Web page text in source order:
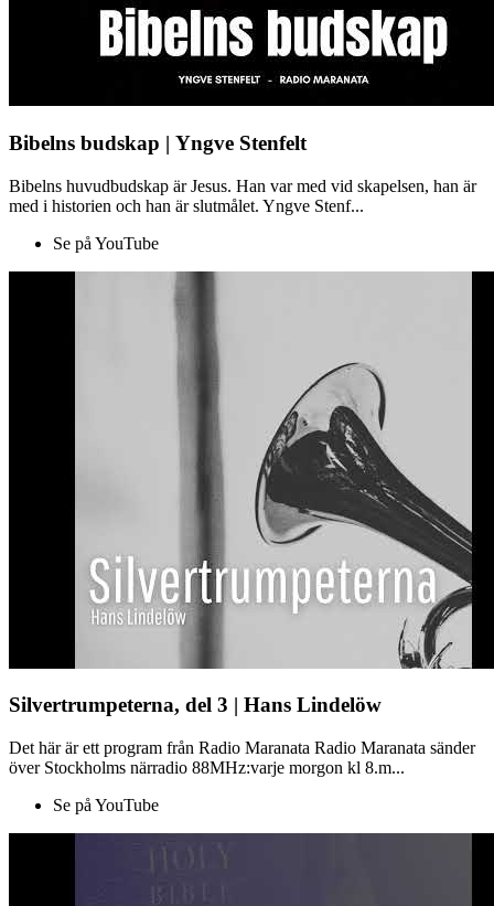
Bibelns budskap | Yngve Stenfelt
Bibelns huvudbudskap är Jesus. Han var med vid skapelsen, han är
med i historien och han är slutmålet. Yngve Stenf...
Se på YouTube
Silvertrumpeterna, del 3 | Hans Lindelöw
Det här är ett program från Radio Maranata Radio Maranata sänder
över Stockholms närradio 88MHz:varje morgon kl 8.m...
Se på YouTube